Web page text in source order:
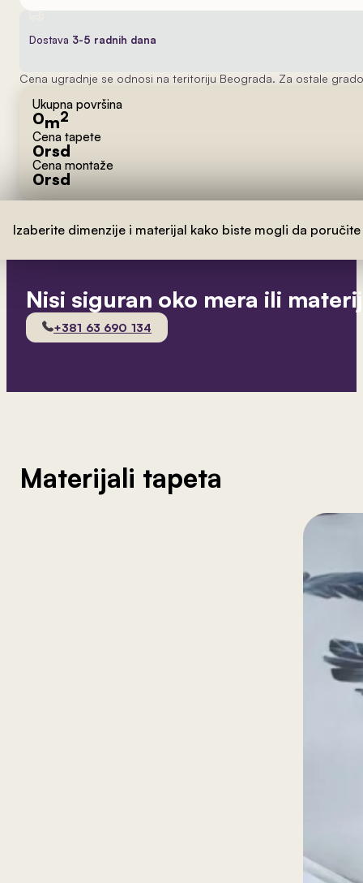
Dostava 3-5 radnih dana
Cena ugradnje se odnosi na teritoriju Beograda. Za ostale
Ukupna površina
0m2
Cena tapete
0rsd
Cena montaže
0rsd
Izaberite dimenzije i materijal kako biste mogli da
Nisi siguran oko mera ili
+381 63 690 134
Materijali tapeta